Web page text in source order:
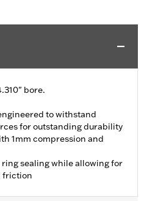
bore.
to withstand
for outstanding durability
1mm compression and
sealing while allowing for
friction